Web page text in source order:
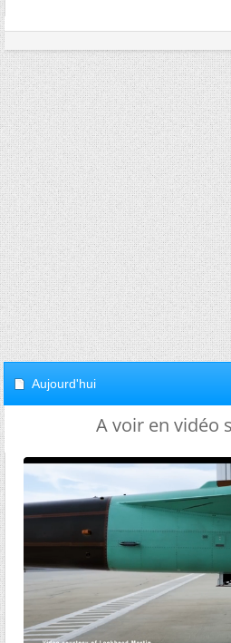
Aujourd'hui
A voir en vidéo